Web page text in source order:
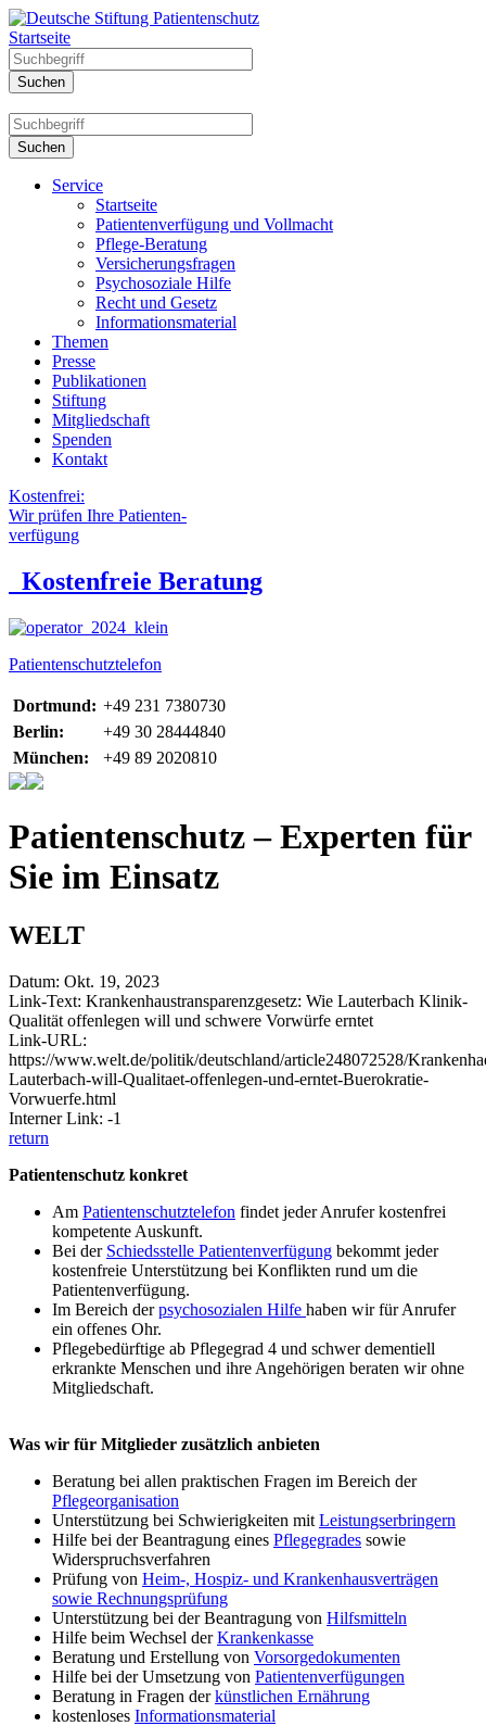
Startseite
Service
Startseite
Patientenverfügung und Vollmacht
Pflege-Beratung
Versicherungsfragen
Psychosoziale Hilfe
Recht und Gesetz
Informationsmaterial
Themen
Presse
Publikationen
Stiftung
Mitgliedschaft
Spenden
Kontakt
Kostenfrei:
Wir prüfen Ihre Patienten-
verfügung
Kostenfreie Beratung
Patientenschutztelefon
Dortmund: +49 231 7380730
Berlin:
+49 30 28444840
München:
+49 89 2020810
Patientenschutz – Experten für
Sie im Einsatz
WELT
Datum: Okt. 19, 2023
Link-Text: Krankenhaustransparenzgesetz: Wie Lauterbach Klinik-
Qualität offenlegen will und schwere Vorwürfe erntet
Link-URL:
https://www.welt.de/politik/deutschland/article248072528/
Lauterbach-will-Qualitaet-offenlegen-und-erntet-Buerokratie-
Vorwuerfe.html
Interner Link: -1
return
Patientenschutz konkret
Am Patientenschutztelefon findet jeder Anrufer kostenfrei
kompetente Auskunft.
Bei der Schiedsstelle Patientenverfügung bekommt jeder
kostenfreie Unterstützung bei Konflikten rund um die
Patientenverfügung.
Im Bereich derpsychosozialen Hilfe haben wir für Anrufer
ein offenes Ohr.
Pflegebedürftige ab Pflegegrad 4 und schwer dementiell
erkrankte Menschen und ihre Angehörigen beraten wir ohne
Mitgliedschaft.
Was wir für Mitglieder zusätzlich anbieten
Beratung bei allen praktischen Fragen im Bereich der
Pflegeorganisation
Unterstützung bei Schwierigkeiten mit Leistungserbringern
Hilfe bei der Beantragung eines Pflegegrades sowie
Widerspruchsverfahren
Prüfung von Heim-, Hospiz- und Krankenhausverträgen
sowie Rechnungsprüfung
Unterstützung bei der Beantragung von Hilfsmitteln
Hilfe beim Wechsel derKrankenkasse
Beratung und Erstellung von Vorsorgedokumenten
Hilfe bei der Umsetzung von Patientenverfügungen
Beratung in Fragen derkünstlichen Ernährung
kostenloses Informationsmaterial